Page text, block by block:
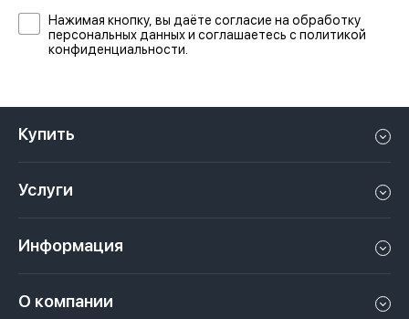
Нажимая кнопку, вы даёте согласие на обработку
персональных данных и соглашаетесь с политикой
конфиденциальности.
Купить
Апартаменты в Дубае
Пентхаус в Дубае
Услуги
Сдать недвижимость в Дубае, ОАЭ
Информация
О компании